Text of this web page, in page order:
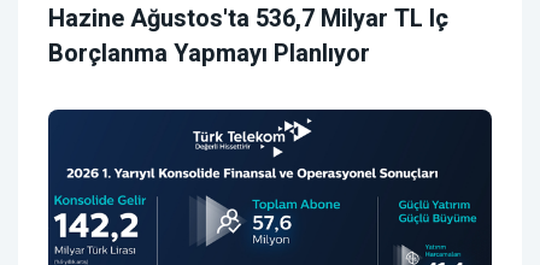
Hazine Ağustos'ta 536,7 Milyar TL Iç
Borçlanma Yapmayı Planlıyor